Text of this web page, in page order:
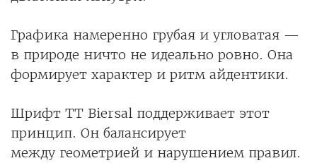
Графика намеренно грубая и угловатая —
в природе ничто не идеально ровно. Она
формирует характер и ритм айдентики.
Шрифт TT Biersal поддерживает этот
принцип. Он балансирует
между геометрией и нарушением правил.